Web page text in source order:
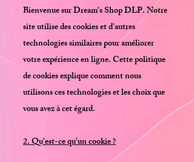
Bienvenue sur Dream's Shop DLP. Notre
site utilise des cookies et d'autres
technologies similaires pour améliorer
votre expérience en ligne. Cette politique
de cookies explique comment nous
utilisons ces technologies et les choix que
vous avez à cet égard.
2. Qu'est-ce qu'un cookie ?